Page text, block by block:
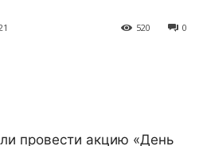
0
520
провести акцию «День